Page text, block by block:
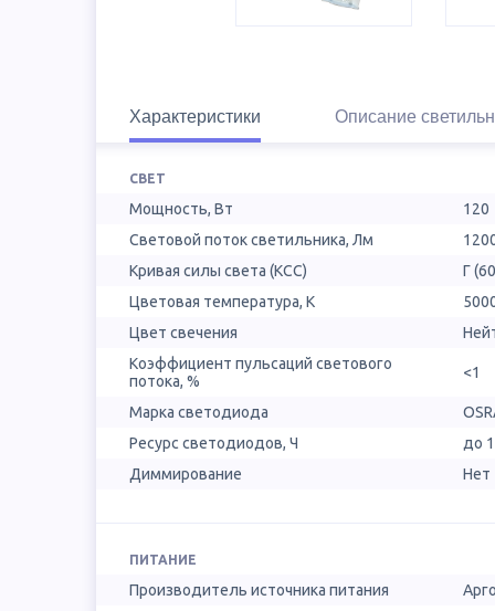
Характеристики Описание
СВЕТ
Мощность, Вт
120
Световой поток светильника, Лм
Кривая силы света (КСС)
Г
Цветовая температура, К
Цвет свечения
Коэффициент пульсаций светового
потока, %
<1
Марка светодиода
Ресурс светодиодов, Ч
до
Диммирование
Нет
ПИТАНИЕ
Производитель источника питания